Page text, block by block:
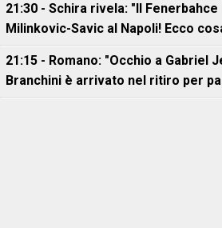
21:30 - Schira rivela: "Il
Milinkovic-Savic al Napoli! Ecco
21:15 - Romano: "Occhio a Gabriel
Branchini è arrivato nel ritiro per